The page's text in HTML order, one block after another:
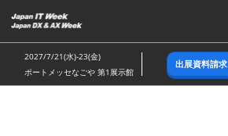
キ
ッ
し
2027/7/21(水)-23(金)
ポートメッセなごや 第1展示館
出展資料請求